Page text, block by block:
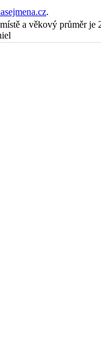
.
a věkový průměr je